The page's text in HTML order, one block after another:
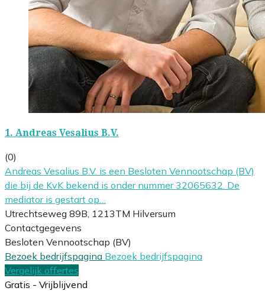
1. Andreas Vesalius B.V.
(0)
Andreas Vesalius B.V. is een Besloten Vennootschap (BV)
die bij de KvK bekend is onder nummer 32065632. De
mediator is gestart op…
Utrechtseweg 89B, 1213TM Hilversum
Contactgegevens
Besloten Vennootschap (BV)
Bezoek bedrijfspagina Bezoek bedrijfspagina
Vergelijk offertes
Gratis - Vrijblijvend